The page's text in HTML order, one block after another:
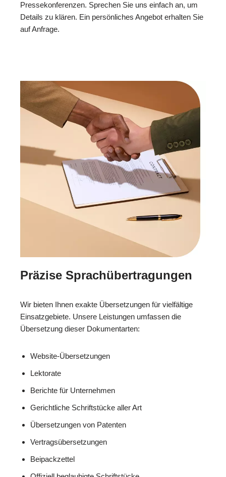
Pressekonferenzen. Sprechen Sie uns einfach an, um
Details zu klären. Ein persönliches Angebot erhalten Sie
auf Anfrage.
Präzise Sprachübertragungen
Wir bieten Ihnen exakte Übersetzungen für vielfältige
Einsatzgebiete. Unsere Leistungen umfassen die
Übersetzung dieser Dokumentarten:
Website-Übersetzungen
Lektorate
Berichte für Unternehmen
Gerichtliche Schriftstücke aller Art
Übersetzungen von Patenten
Vertragsübersetzungen
Beipackzettel